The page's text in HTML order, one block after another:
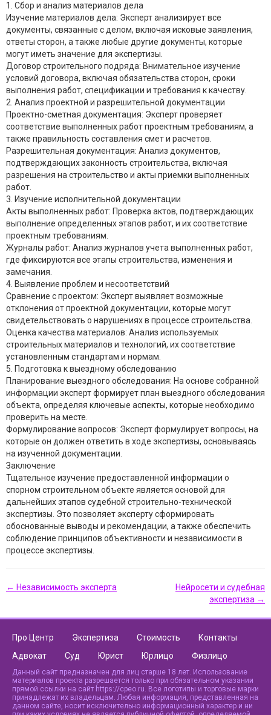
1. Сбор и анализ материалов дела
Изучение материалов дела: Эксперт анализирует все
документы, связанные с делом, включая исковые заявления,
ответы сторон, а также любые другие документы, которые
могут иметь значение для экспертизы.
Договор строительного подряда: Внимательное изучение
условий договора, включая обязательства сторон, сроки
выполнения работ, спецификации и требования к качеству.
2. Анализ проектной и разрешительной документации
Проектно-сметная документация: Эксперт проверяет
соответствие выполненных работ проектным требованиям, а
также правильность составления смет и расчетов.
Разрешительная документация: Анализ документов,
подтверждающих законность строительства, включая
разрешения на строительство и акты приемки выполненных
работ.
3. Изучение исполнительной документации
Акты выполненных работ: Проверка актов, подтверждающих
выполнение определенных этапов работ, и их соответствие
проектным требованиям.
Журналы работ: Анализ журналов учета выполненных работ,
где фиксируются все этапы строительства, изменения и
замечания.
4. Выявление проблем и несоответствий
Сравнение с проектом: Эксперт выявляет возможные
отклонения от проектной документации, которые могут
свидетельствовать о нарушениях в процессе строительства.
Оценка качества материалов: Анализ используемых
строительных материалов и технологий, их соответствие
установленным стандартам и нормам.
5. Подготовка к выездному обследованию
Планирование выездного обследования: На основе собранной
информации эксперт формирует план выездного обследования
объекта, определяя ключевые аспекты, которые необходимо
проверить на месте.
Формулирование вопросов: Эксперт формулирует вопросы, на
которые он должен ответить в ходе экспертизы, основываясь
на изученной документации.
Заключение
Тщательное изучение предоставленной информации о
спорном строительном объекте является основой для
дальнейших этапов судебной строительно-технической
экспертизы. Это позволяет эксперту сформировать
обоснованные выводы и рекомендации, а также обеспечить
соблюдение принципов объективности и независимости в
процессе экспертизы.
← Независимость эксперта
Нейросети и судебная
экспертиза →
Про Центр Экспертиза Стоимость
Контакты
Адвокат
Суд Юрист Юрлицо Физлицо
Данный сайт предназначен для лиц старше 18 лет. Использование
материалов проекта разрешается только при обязательном указании
прямой ссылки на сайт https://cpeo.ru. Все логотипы и торговые марки
принадлежат их владельцам. Любая информация, представленная на
данном сайте, носит исключительно информационный характер и ни